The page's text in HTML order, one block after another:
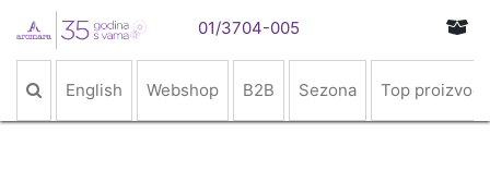
01/3704-005
English Webshop B2B Sezona Top proizvodi